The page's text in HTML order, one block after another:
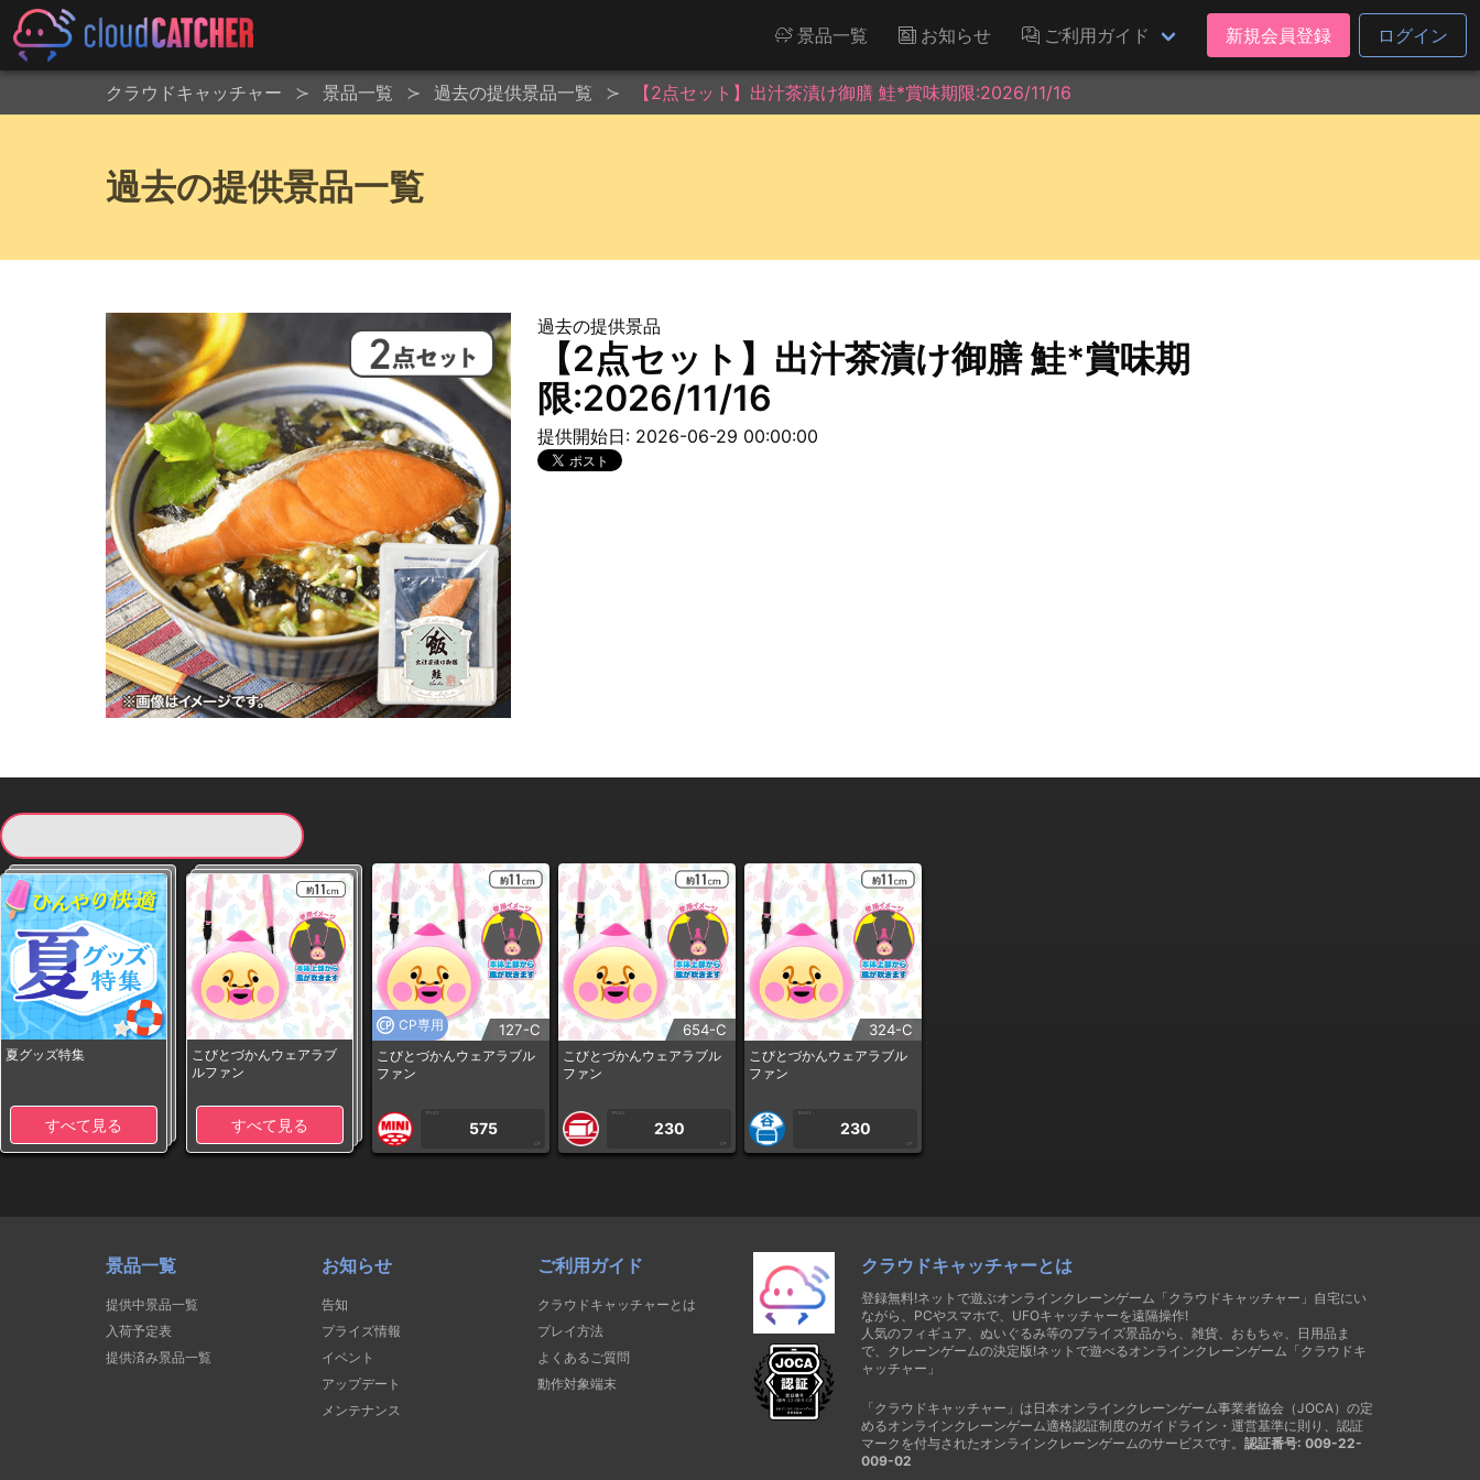
景品一覧 お知らせ ご利用ガイド 新規会員登録 ログイン
クラウドキャッチャー 景品一覧 過去の提供景品一覧 【2点セット】出汁茶漬け御膳 鮭*賞味期限:2026/11/16
過去の提供景品一覧
過去の提供景品
【2点セット】出汁茶漬け御膳 鮭*賞味期
限:2026/11/16
提供開始日: 2026-06-29 00:00:00
夏グッズ特集
すべて見る
こびとづかんウェアラブ
ルファン
すべて見る
CP専用 127-C
こびとづかんウェアラブル
ファン
1PLAY
575
CP
654-C
こびとづかんウェアラブル
ファン
1PLAY
230
CP
324-C
こびとづかんウェアラブル
ファン
1PLAY
230
CP
景品一覧
提供中景品一覧
入荷予定表
提供済み景品一覧
お知らせ
告知
プライズ情報
イベント
アップデート
メンテナンス
ご利用ガイド
クラウドキャッチャーとは
プレイ方法
よくあるご質問
動作対象端末
クラウドキャッチャーとは
登録無料!ネットで遊ぶオンラインクレーンゲーム「クラウドキャッチャー」自宅にい
ながら、PCやスマホで、UFOキャッチャーを遠隔操作!
人気のフィギュア、ぬいぐるみ等のプライズ景品から、雑貨、おもちゃ、日用品ま
で、クレーンゲームの決定版!ネットで遊べるオンラインクレーンゲーム「クラウドキ
ャッチャー」
「クラウドキャッチャー」は日本オンラインクレーンゲーム事業者協会（JOCA）の定
めるオンラインクレーンゲーム適格認証制度のガイドライン・運営基準に則り、認証
マークを付与されたオンラインクレーンゲームのサービスです。 認証番号: 009-22-
009-02